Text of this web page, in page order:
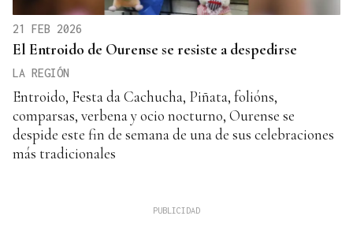
21 FEB 2026
El Entroido de Ourense se resiste a despedirse
LA REGIÓN
Entroido, Festa da Cachucha, Piñata, folións,
comparsas, verbena y ocio nocturno, Ourense se
despide este fin de semana de una de sus celebraciones
más tradicionales